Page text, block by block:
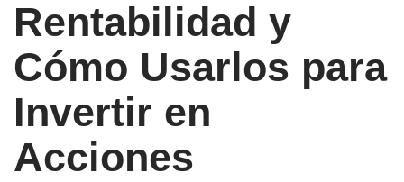
Rentabilidad y
Cómo Usarlos para
Invertir en
Acciones